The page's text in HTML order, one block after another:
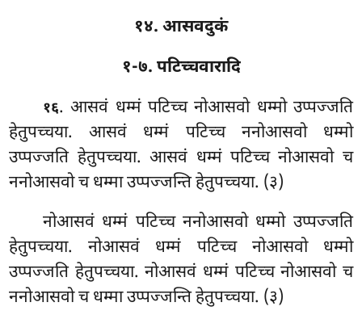
१४. आसवदुकं
१-७. पटिच्चवारादि
१६. आसवं धम्मं पटिच्च नोआसवो धम्मो उप्पज्जति
हेतुपच्चया. आसवं धम्मं पटिच्च ननोआसवो धम्मो
उप्पज्जति हेतुपच्चया. आसवं धम्मं पटिच्च नोआसवो च
ननोआसवो च धम्मा उप्पज्जन्ति हेतुपच्चया. (३)
नोआसवं धम्मं पटिच्च ननोआसवो धम्मो उप्पज्जति
हेतुपच्चया. नोआसवं धम्मं पटिच्च नोआसवो धम्मो
उप्पज्जति हेतुपच्चया. नोआसवं धम्मं पटिच्च नोआसवो च
ननोआसवो च धम्मा उप्पज्जन्ति हेतुपच्चया. (३)